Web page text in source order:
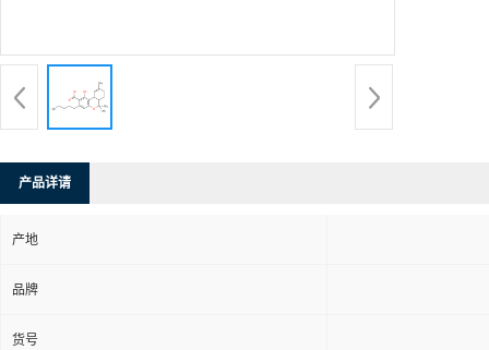
产品详请
产地
品牌
货号